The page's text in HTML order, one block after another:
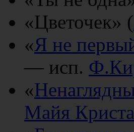
«Цветочек» (
«Я не
— исп.
«
Майя